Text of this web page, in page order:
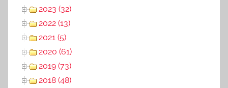
2023 (32)
2022 (13)
2021 (5)
2020 (61)
2019 (73)
2018 (48)